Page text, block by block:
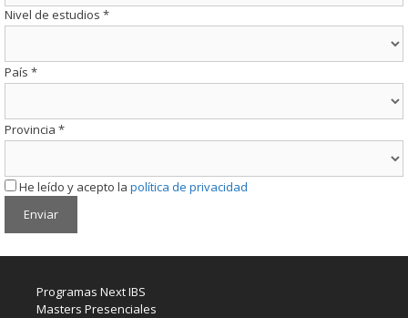
Nivel de estudios *
País *
Provincia *
He leído y acepto la política de privacidad
Programas Next IBS
Masters Presenciales